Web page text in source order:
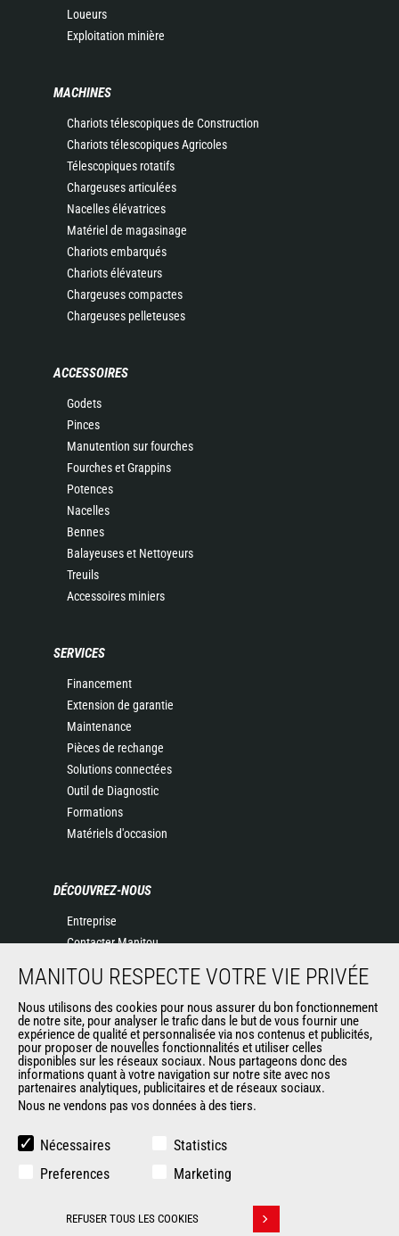
Loueurs
Exploitation minière
MACHINES
Chariots télescopiques de Construction
Chariots télescopiques Agricoles
Télescopiques rotatifs
Chargeuses articulées
Nacelles élévatrices
Matériel de magasinage
Chariots embarqués
Chariots élévateurs
Chargeuses compactes
Chargeuses pelleteuses
ACCESSOIRES
Godets
Pinces
Manutention sur fourches
Fourches et Grappins
Potences
Nacelles
Bennes
Balayeuses et Nettoyeurs
Treuils
Accessoires miniers
SERVICES
Financement
Extension de garantie
Maintenance
Pièces de rechange
Solutions connectées
Outil de Diagnostic
Formations
Matériels d'occasion
DÉCOUVREZ-NOUS
Entreprise
Contacter Manitou
Politique de protection des données
Evénements
Actualités
Historique
AUTRES SITES DU GROUPE
Manitou Group
Used Manitou Machines
Gehl
MANITOU RESPECTE VOTRE VIE PRIVÉE
Nous utilisons des cookies pour nous assurer du bon fonctionnement
de notre site, pour analyser le trafic dans le but de vous fournir une
expérience de qualité et personnalisée via nos contenus et publicités,
pour proposer de nouvelles fonctionnalités et utiliser celles
disponibles sur les réseaux sociaux. Nous partageons donc des
informations quant à votre navigation sur notre site avec nos
partenaires analytiques, publicitaires et de réseaux sociaux.
Nous ne vendons pas vos données à des tiers.
Nécessaires
Statistics
Preferences
Marketing
REFUSER TOUS LES COOKIES